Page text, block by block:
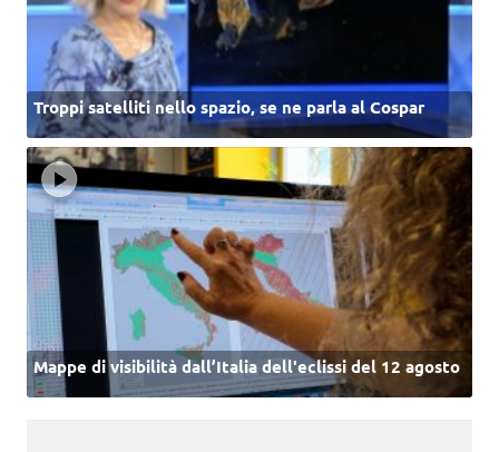
Troppi satelliti nello spazio, se ne parla al Cospar
Mappe di visibilità dall’Italia dell'eclissi del 12 agosto